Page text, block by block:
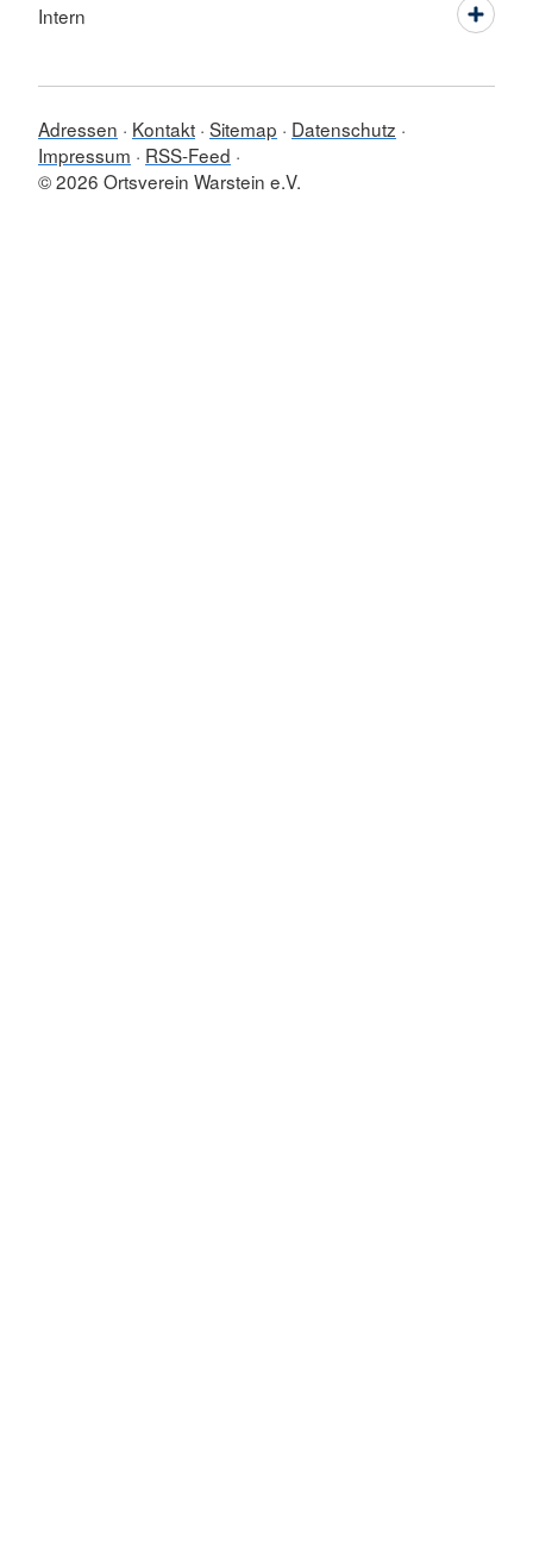
Intern
Adressen Kontakt Sitemap
Datenschutz
Impressum
RSS-Feed
© 2026 Ortsverein Warstein e.V.